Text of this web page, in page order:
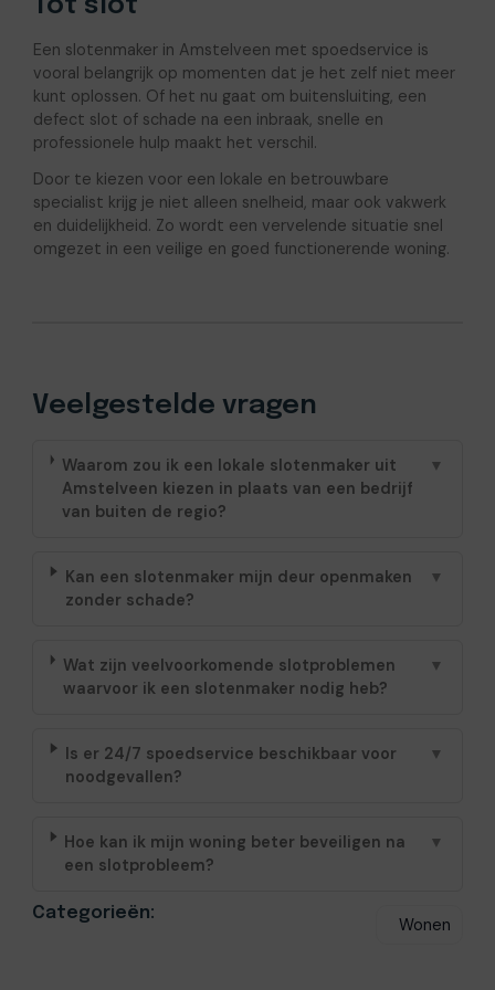
Tot slot
Een slotenmaker in Amstelveen met spoedservice is
vooral belangrijk op momenten dat je het zelf niet meer
kunt oplossen. Of het nu gaat om buitensluiting, een
defect slot of schade na een inbraak, snelle en
professionele hulp maakt het verschil.
Door te kiezen voor een lokale en betrouwbare
specialist krijg je niet alleen snelheid, maar ook vakwerk
en duidelijkheid. Zo wordt een vervelende situatie snel
omgezet in een veilige en goed functionerende woning.
Veelgestelde vragen
Waarom zou ik een lokale slotenmaker uit
Amstelveen kiezen in plaats van een bedrijf
van buiten de regio?
▼
Kan een slotenmaker mijn deur openmaken
zonder schade?
▼
Wat zijn veelvoorkomende slotproblemen
waarvoor ik een slotenmaker nodig heb?
▼
Is er 24/7 spoedservice beschikbaar voor
noodgevallen?
▼
Hoe kan ik mijn woning beter beveiligen na
een slotprobleem?
▼
Categorieën:
Wonen